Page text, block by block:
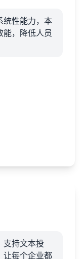
统性能力，本
能，降低人员
支持文本投
让每个企业都